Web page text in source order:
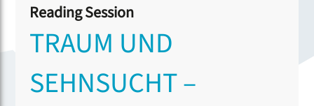
Reading Session
TRAUM UND
SEHNSUCHT –